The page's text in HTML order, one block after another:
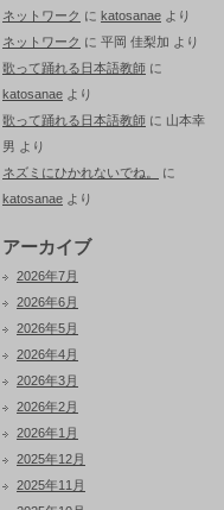
ネットワーク に katosanae より
ネットワーク に 平岡 佳梨加 より
歌って踊れる日本語教師 に
katosanae より
歌って踊れる日本語教師 に 山本幸
男 より
ネズミにひかれないでね。
に
katosanae より
アーカイブ
2026年7月
2026年6月
2026年5月
2026年4月
2026年3月
2026年2月
2026年1月
2025年12月
2025年11月